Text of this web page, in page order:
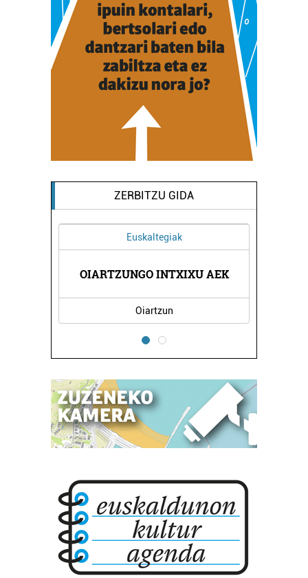
ZERBITZU GIDA
Euskaltegiak
OIARTZUNGO INTXIXU AEK
Oiartzun